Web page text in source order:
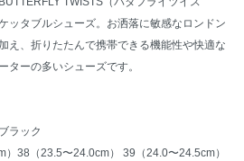
ッタブルシューズ。お洒落に敏感なロンドン
え、折りたたんで携帯できる機能性や快適な
ターの多いシューズです。
ラック
38（23.5〜24.0cm） 39（24.0〜24.5cm）